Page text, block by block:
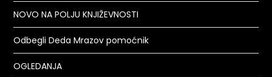
NOVO NA POLJU KNJIŽEVNOSTI
Odbegli Deda Mrazov pomoćnik
OGLEDANJA